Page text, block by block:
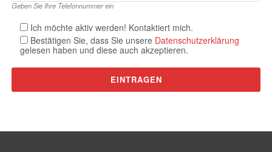
Geben Sie Ihre Telefonnummer ein
Ich möchte aktiv werden! Kontaktiert mich.
Bestätigen Sie, dass Sie unsere Datenschutzerklärung
gelesen haben und diese auch akzeptieren.